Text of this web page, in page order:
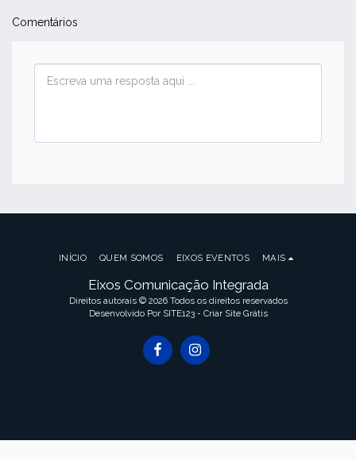
Comentários
Eixos Comunicação Integrada
Direitos autorais © 2026 Todos os direitos reservados
Desenvolvido Por SITE123- Criar Site Grátis
INÍCIO QUEM SOMOS EIXOS EVENTOS MAIS